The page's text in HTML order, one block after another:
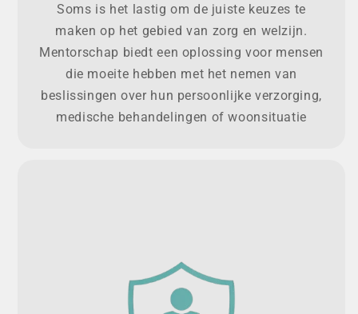
Soms is het lastig om de juiste keuzes te
maken op het gebied van zorg en welzijn.
Mentorschap biedt een oplossing voor mensen
die moeite hebben met het nemen van
beslissingen over hun persoonlijke verzorging,
medische behandelingen of woonsituatie